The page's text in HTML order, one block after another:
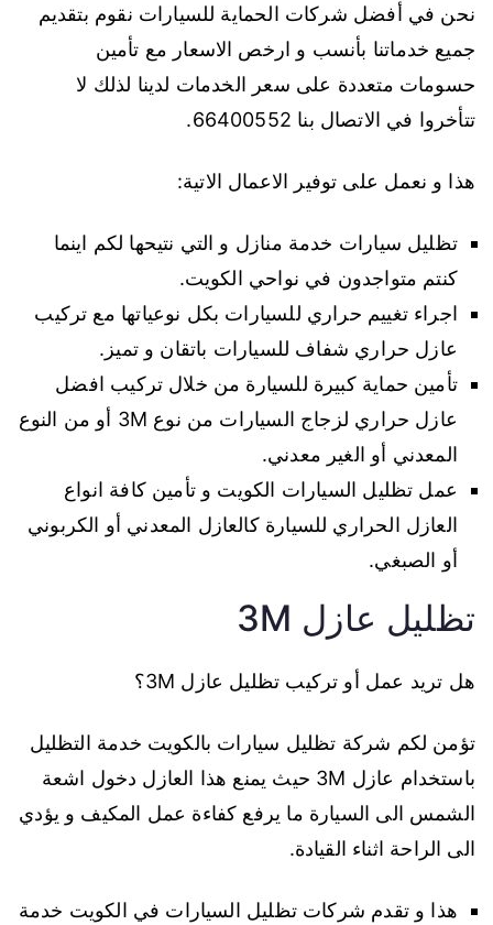
نحن في أفضل شركات الحماية للسيارات نقوم بتقديم
جميع خدماتنا بأنسب و ارخص الاسعار مع تأمين
حسومات متعددة على سعر الخدمات لدينا لذلك لا
تتأخروا في الاتصال بنا 66400552.
هذا و نعمل على توفير الاعمال الاتية:
تظليل سيارات خدمة منازل و التي نتيحها لكم اينما
كنتم متواجدون في نواحي الكويت.
اجراء تغييم حراري للسيارات بكل نوعياتها مع تركيب
عازل حراري شفاف للسيارات باتقان و تميز.
تأمين حماية كبيرة للسيارة من خلال تركيب افضل
عازل حراري لزجاج السيارات من نوع 3M أو من النوع
المعدني أو الغير معدني.
عمل تظليل السيارات الكويت و تأمين كافة انواع
العازل الحراري للسيارة كالعازل المعدني أو الكربوني
أو الصبغي.
تظليل عازل 3M
هل تريد عمل أو تركيب تظليل عازل 3M؟
تؤمن لكم شركة تظليل سيارات بالكويت خدمة التظليل
باستخدام عازل 3M حيث يمنع هذا العازل دخول اشعة
الشمس الى السيارة ما يرفع كفاءة عمل المكيف و يؤدي
الى الراحة اثناء القيادة.
هذا و تقدم شركات تظليل السيارات في الكويت خدمة